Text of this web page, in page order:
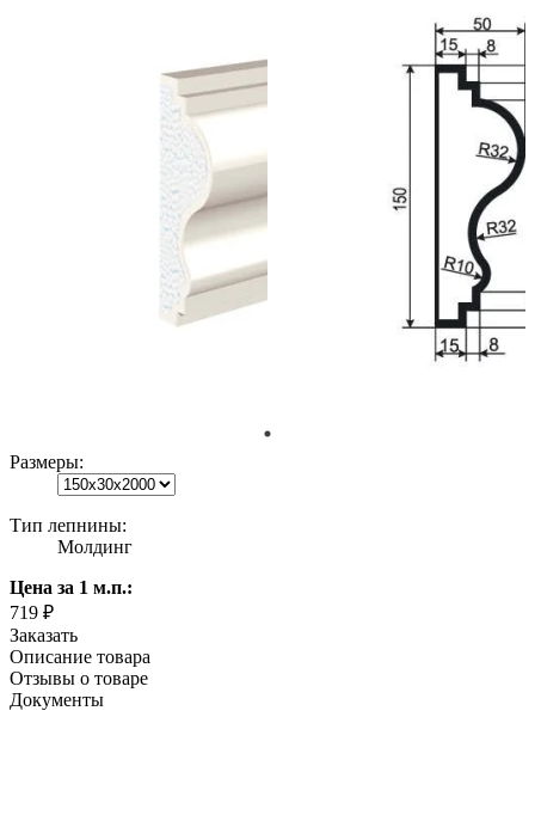
Размеры:
Тип лепнины:
Молдинг
Цена за 1 м.п.:
719 ₽
Заказать
Описание товара
Отзывы о товаре
Документы